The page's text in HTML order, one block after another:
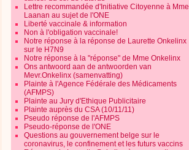
Lettre recommandée d'Initiative Citoyenne à Mme
Laanan au sujet de l'ONE
Liberté vaccinale & information
Non à l'obligation vaccinale!
Notre réponse à la réponse de Laurette Onkelinx
sur le H7N9
Notre réponse à la "réponse" de Mme Onkelinx
Ons antwoord aan de antwoorden van
Mevr.Onkelinx (samenvatting)
Plainte à l'Agence Fédérale des Médicaments
(AFMPS)
Plainte au Jury d'Ethique Publicitaire
Plainte auprès du CSA (10/11/11)
Pseudo réponse de l'AFMPS
Pseudo-réponse de l'ONE
Questions au gouvernement belge sur le
coronavirus, le confinement et les futurs vaccins